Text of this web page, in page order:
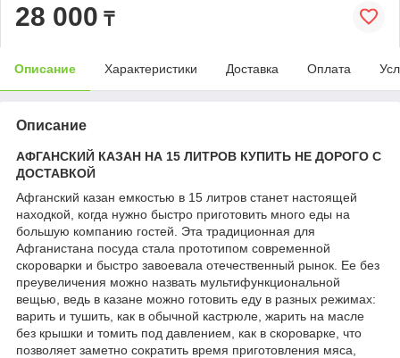
28 000 ₸
Описание Характеристики Доставка Оплата
Описание
АФГАНСКИЙ КАЗАН НА 15 ЛИТРОВ КУПИТЬ НЕ ДОРОГО С
ДОСТАВКОЙ
Афганский казан емкостью в 15 литров станет настоящей
находкой, когда нужно быстро приготовить много еды на
большую компанию гостей. Эта традиционная для
Афганистана посуда стала прототипом современной
скороварки и быстро завоевала отечественный рынок. Ее без
преувеличения можно назвать мультифункциональной
вещью, ведь в казане можно готовить еду в разных режимах:
варить и тушить, как в обычной кастрюле, жарить на масле
без крышки и томить под давлением, как в скороварке, что
позволяет заметно сократить время приготовления мяса,